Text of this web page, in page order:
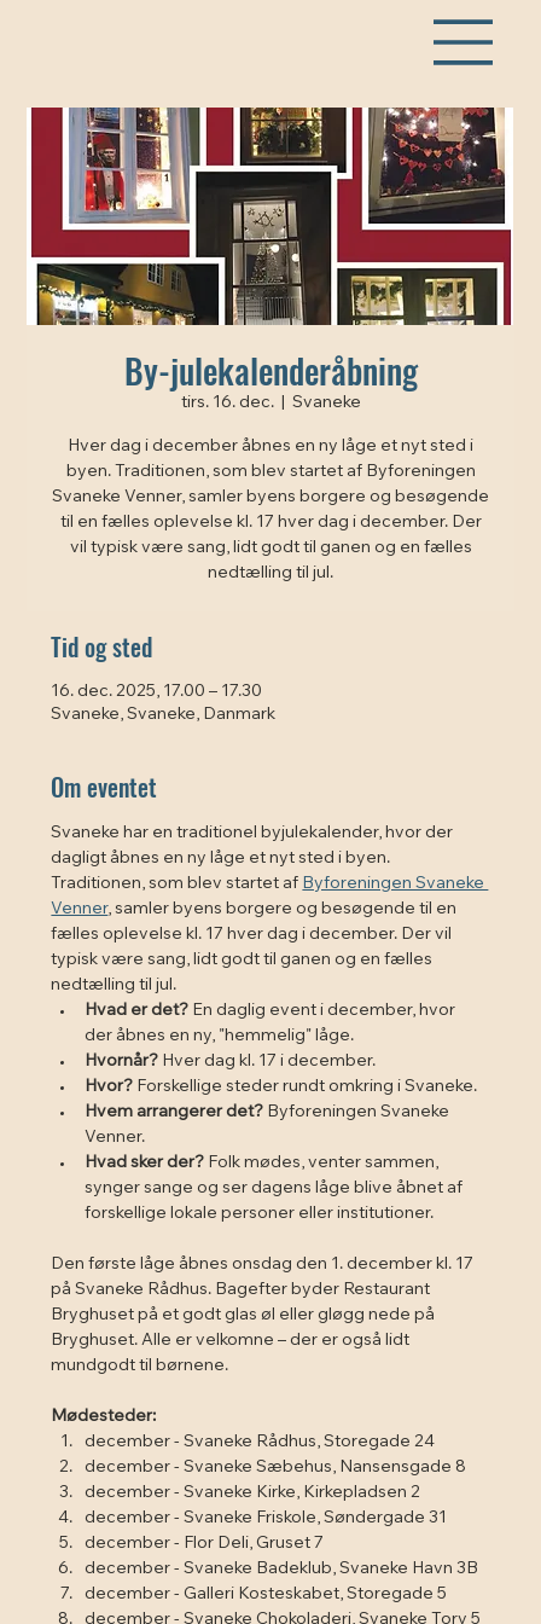
By-julekalenderåbning
tirs. 16. dec.
  |
Svaneke
Hver dag i december åbnes en ny låge et nyt sted i
byen. Traditionen, som blev startet af Byforeningen
Svaneke Venner, samler byens borgere og besøgende
til en fælles oplevelse kl. 17 hver dag i december. Der
vil typisk være sang, lidt godt til ganen og en fælles
nedtælling til jul.
Tid og sted
16. dec. 2025, 17.00 – 17.30
Svaneke, Svaneke, Danmark
Om eventet
Svaneke har en traditionel byjulekalender, hvor der
dagligt åbnes en ny låge et nyt sted i byen.
Traditionen, som blev startet af Byforeningen Svaneke
Venner, samler byens borgere og besøgende til en
fælles oplevelse kl. 17 hver dag i december. Der vil
typisk være sang, lidt godt til ganen og en fælles
nedtælling til jul.
Hvad er det? En daglig event i december, hvor
der åbnes en ny, "hemmelig" låge.
Hvornår? Hver dag kl. 17 i december.
Hvor? Forskellige steder rundt omkring i Svaneke.
Hvem arrangerer det? Byforeningen Svaneke
Venner.
Hvad sker der? Folk mødes, venter sammen,
synger sange og ser dagens låge blive åbnet af
forskellige lokale personer eller institutioner.
Den første låge åbnes onsdag den 1. december kl. 17
på Svaneke Rådhus. Bagefter byder Restaurant
Bryghuset på et godt glas øl eller gløgg nede på
Bryghuset. Alle er velkomne – der er også lidt
mundgodt til børnene.
Mødesteder:
december - Svaneke Rådhus, Storegade 24
december - Svaneke Sæbehus, Nansensgade 8
december - Svaneke Kirke, Kirkepladsen 2
december - Svaneke Friskole, Søndergade 31
december - Flor Deli, Gruset 7
december - Svaneke Badeklub, Svaneke Havn 3B
december - Galleri Kosteskabet, Storegade 5
december - Svaneke Chokoladeri, Svaneke Torv 5